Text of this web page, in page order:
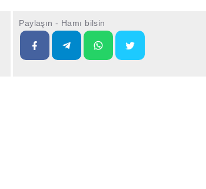
Paylaşın - Hamı bilsin